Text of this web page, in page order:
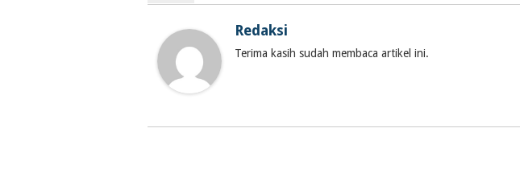
Redaksi
Terima kasih sudah membaca artikel ini.